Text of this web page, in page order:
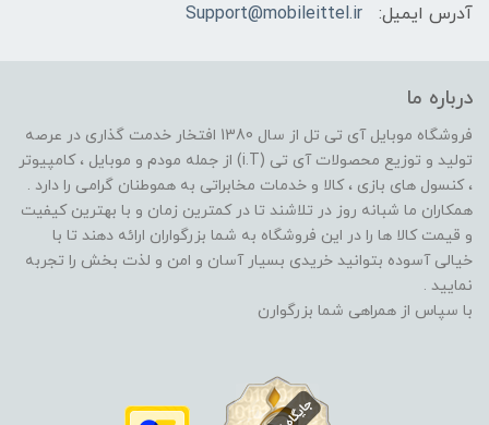
آدرس ایمیل:
Support@mobileittel.ir
درباره ما
فروشگاه موبایل آی تی تل از سال 1380 افتخار خدمت گذاری در عرصه
تولید و توزیع محصولات آی تی (i.T) از جمله مودم و موبایل ، کامپیوتر
، کنسول های بازی ، کالا و خدمات مخابراتی به هموطنان گرامی را دارد .
همکاران ما شبانه روز در تلاشند تا در کمترین زمان و با بهترین کیفیت
و قیمت کالا ها را در این فروشگاه به شما بزرگواران ارائه دهند تا با
خیالی آسوده بتوانید خریدی بسیار آسان و امن و لذت بخش را تجربه
نمایید .
با سپاس از همراهی شما بزرگوارن